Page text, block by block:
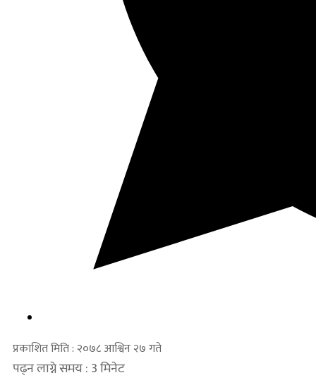
प्रकाशित मिति : २०७८ आश्विन २७ गते
पढ्न लाग्ने समय : 3 मिनेट